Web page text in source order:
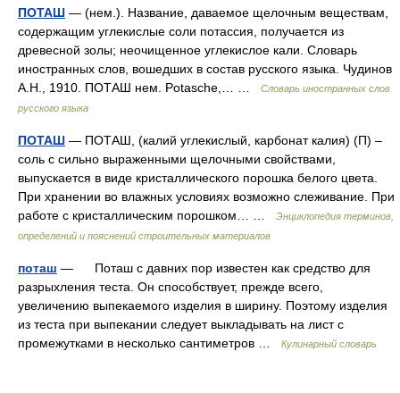
ПОТАШ — (нем.). Название, даваемое щелочным веществам,
содержащим углекислые соли потассия, получается из
древесной золы; неочищенное углекислое кали. Словарь
иностранных слов, вошедших в состав русского языка. Чудинов
А.Н., 1910. ПОТАШ нем. Potasche,… …
Словарь иностранных слов
русского языка
ПОТАШ — ПОТАШ, (калий углекислый, карбонат калия) (П) –
соль с сильно выраженными щелочными свойствами,
выпускается в виде кристаллического порошка белого цвета.
При хранении во влажных условиях возможно слеживание. При
работе с кристаллическим порошком… …
Энциклопедия терминов,
определений и пояснений строительных материалов
поташ — Поташ с давних пор известен как средство для
разрыхления теста. Он способствует, прежде всего,
увеличению выпекаемого изделия в ширину. Поэтому изделия
из теста при выпекании следует выкладывать на лист с
промежутками в несколько сантиметров …
Кулинарный словарь